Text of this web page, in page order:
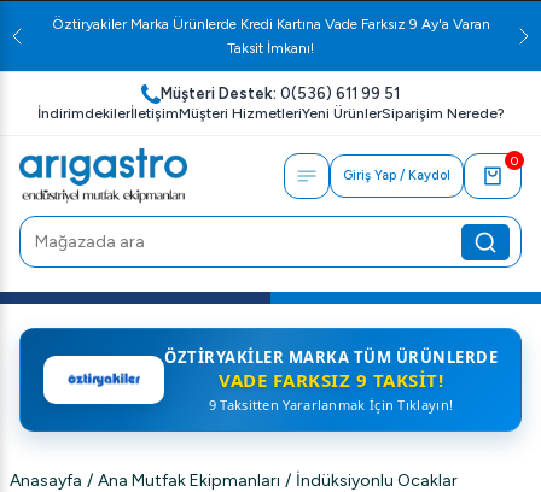
Öztiryakiler Marka Ürünlerde Kredi Kartına Vade Farksız 9 Ay'a Varan
Taksit İmkanı!
Müşteri Destek: 0(536) 611 99 51
İndirimdekilerİletişimMüşteri HizmetleriYeni ÜrünlerSiparişim Nerede?
Giriş Yap / Kaydol
0
ÖZTIRYAKILER MARKA TÜM ÜRÜNLERDE
VADE FARKSIZ 9 TAKSIT!
9 Taksitten Yararlanmak İçin Tıklayın!
Anasayfa / Ana Mutfak Ekipmanları / İndüksiyonlu Ocaklar